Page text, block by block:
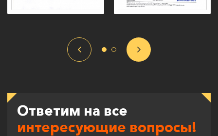
Ответим на все
интересующие вопросы!